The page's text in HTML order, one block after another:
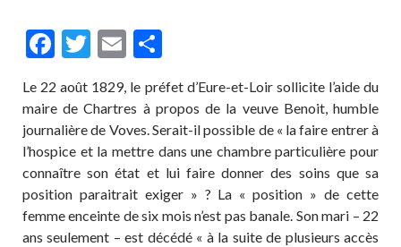
F
e
b
o
o
k
T
itt
er
E
ai
l
ta
g
er
Le 22 août 1829, le préfet d’Eure-et-Loir sollicite l’aide du
maire de Chartres à propos de la veuve Benoit, humble
journalière de Voves. Serait-il possible de « la faire entrer à
l’hospice et la mettre dans une chambre particulière pour
connaître son état et lui faire donner des soins que sa
position paraitrait exiger » ? La « position » de cette
femme enceinte de six mois n’est pas banale. Son mari – 22
ans seulement – est décédé « à la suite de plusieurs accès